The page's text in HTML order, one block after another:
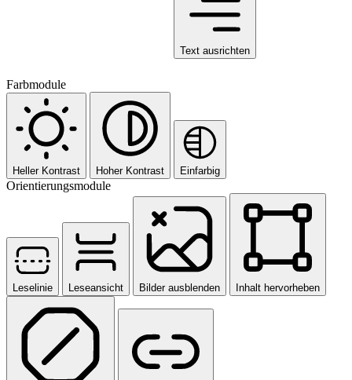
Text ausrichten
Farbmodule
Heller Kontrast Hoher Kontrast Einfarbig
Orientierungsmodule
Leselinie Leseansicht Bilder ausblenden Inhalt hervorheben